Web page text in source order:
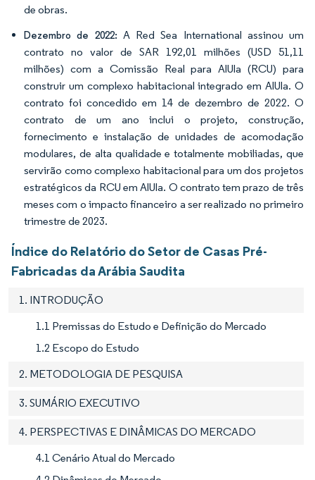
de obras.
Dezembro de 2022: A Red Sea International assinou um
contrato no valor de SAR 192,01 milhões (USD 51,11
milhões) com a Comissão Real para AlUla (RCU) para
construir um complexo habitacional integrado em AlUla. O
contrato foi concedido em 14 de dezembro de 2022. O
contrato de um ano inclui o projeto, construção,
fornecimento e instalação de unidades de acomodação
modulares, de alta qualidade e totalmente mobiliadas, que
servirão como complexo habitacional para um dos projetos
estratégicos da RCU em AlUla. O contrato tem prazo de três
meses com o impacto financeiro a ser realizado no primeiro
trimestre de 2023.
Índice do Relatório do Setor de Casas Pré-
Fabricadas da Arábia Saudita
1. INTRODUÇÃO
1.1 Premissas do Estudo e Definição do Mercado
1.2 Escopo do Estudo
2. METODOLOGIA DE PESQUISA
3. SUMÁRIO EXECUTIVO
4. PERSPECTIVAS E DINÂMICAS DO MERCADO
4.1 Cenário Atual do Mercado